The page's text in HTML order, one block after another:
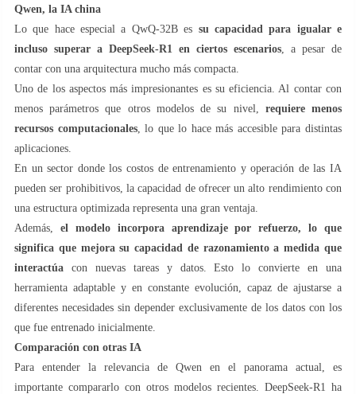
Qwen, la IA china
Lo que hace especial a QwQ-32B es su capacidad para igualar e
incluso superar a DeepSeek-R1 en ciertos escenarios , a pesar de
contar con una arquitectura mucho más compacta.
Uno de los aspectos más impresionantes es su eficiencia. Al contar con
menos parámetros que otros modelos de su nivel, requiere menos
recursos computacionales, lo que lo hace más accesible para distintas
aplicaciones.
En un sector donde los costos de entrenamiento y operación de las IA
pueden ser prohibitivos, la capacidad de ofrecer un alto rendimiento con
una estructura optimizada representa una gran ventaja.
Además, el modelo incorpora aprendizaje por refuerzo, lo que
significa que mejora su capacidad de razonamiento a medida que
interactúa con nuevas tareas y datos. Esto lo convierte en una
herramienta adaptable y en constante evolución, capaz de ajustarse a
diferentes necesidades sin depender exclusivamente de los datos con los
que fue entrenado inicialmente.
Comparación con otras IA
Para entender la relevancia de Qwen en el panorama actual, es
importante compararlo con otros modelos recientes. DeepSeek-R1 ha